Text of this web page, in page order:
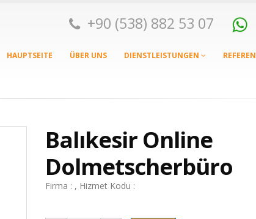
+90 (538) 882 53 07
HAUPTSEITE ÜBER UNS DIENSTLEISTUNGEN
Balıkesir Online
Dolmetscherbüro
Firma : , Hizmet Kodu :